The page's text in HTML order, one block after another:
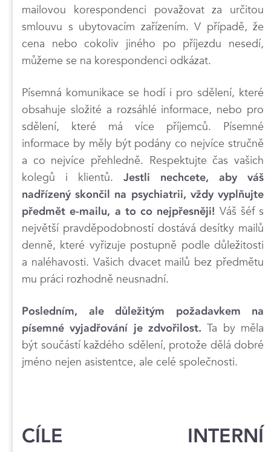
mailovou korespondenci považovat za určitou
smlouvu s ubytovacím zařízením. V případě, že
cena nebo cokoliv jiného po příjezdu nesedí,
můžeme se na korespondenci odkázat.
Písemná komunikace se hodí i pro sdělení, které
obsahuje složité a rozsáhlé informace, nebo pro
sdělení, které má více příjemců. Písemné
informace by měly být podány co nejvíce stručně
a co nejvíce přehledně. Respektujte čas vašich
kolegů i klientů. Jestli nechcete, aby váš
nadřízený skončil na psychiatrii, vždy vyplňujte
předmět e-mailu, a to co nejpřesněji! Váš šéf s
největší pravděpodobností dostává desítky mailů
denně, které vyřizuje postupně podle důležitosti
a naléhavosti. Vašich dvacet mailů bez předmětu
mu práci rozhodně neusnadní.
Posledním, ale důležitým požadavkem na
písemné vyjadřování je zdvořilost. Ta by měla
být součástí každého sdělení, protože dělá dobré
jméno nejen asistentce, ale celé společnosti.
CÍLE INTERNÍ